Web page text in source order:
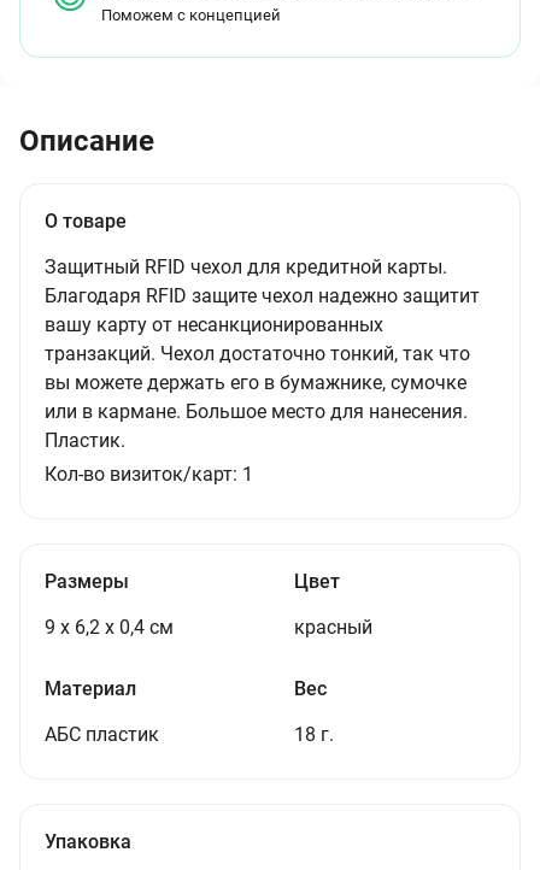
Поможем с концепцией
Описание
О товаре
Защитный RFID чехол для кредитной карты.
Благодаря RFID защите чехол надежно защитит
вашу карту от несанкционированных
транзакций. Чехол достаточно тонкий, так что
вы можете держать его в бумажнике, сумочке
или в кармане. Большое место для нанесения.
Пластик.
Кол-во визиток/карт: 1
Размеры
9 х 6,2 х 0,4 см
Цвет
красный
Материал
АБС пластик
Вес
18 г.
Упаковка